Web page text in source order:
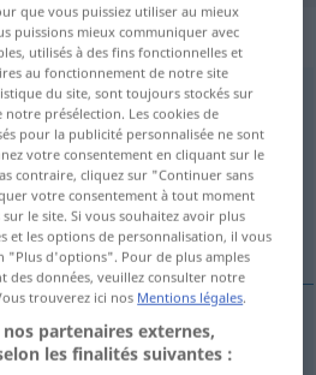
: Femininum
>
les traductions
sur/touchez la traduction)
Undiszipliniertheit
que vous puissiez utiliser au mieux
puissions mieux communiquer avec
utilisés à des fins fonctionnelles et
au fonctionnement de notre site
du site, sont toujours stockés sur
présélection. Les cookies de
pour la publicité personnalisée ne sont
votre consentement en cliquant sur le
contraire, cliquez sur "Continuer sans
votre consentement à tout moment
le site. Si vous souhaitez avoir plus
et les options de personnalisation, il vous
"Plus d'options". Pour de plus amples
des données, veuillez consulter notre
trouverez ici nos Mentions légales.
partenaires externes,
les finalités suivantes :